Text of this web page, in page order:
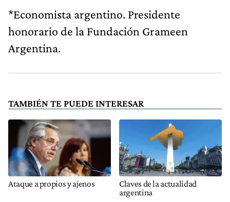
*Economista argentino. Presidente
honorario de la Fundación Grameen
Argentina.
TAMBIÉN TE PUEDE INTERESAR
Ataque a propios y ajenos
Claves de la actualidad
argentina